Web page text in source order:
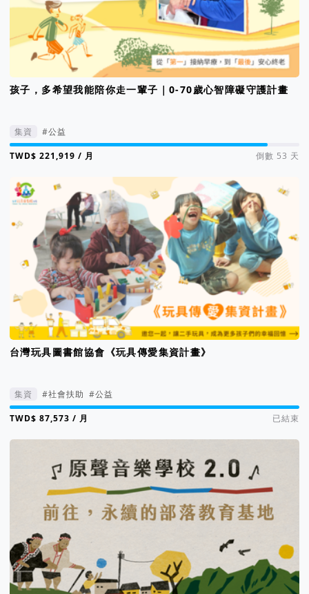
孩子，多希望我能陪你走一輩子｜0-70歲心智障礙守護計畫
集資 #公益
集資進度 89%
/ 月 倒數 53 天
台灣玩具圖書館協會《玩具傳愛集資計畫》
集資 #社會扶助 #公益
集資進度 110%
/ 月 已結束